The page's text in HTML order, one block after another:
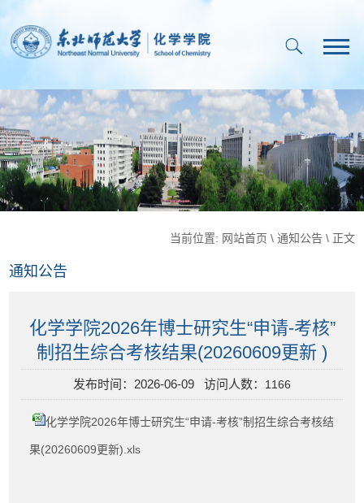
当前位置: 网站首页 \ 通知公告\ 正文
通知公告
化学学院2026年博士研究生“申请-考核”
制招生综合考核结果(20260609更新 )
发布时间：2026-06-09 访问人数： 1166
化学学院2026年博士研究生“申请-考核”制招生综合考核结
果(20260609更新).xls